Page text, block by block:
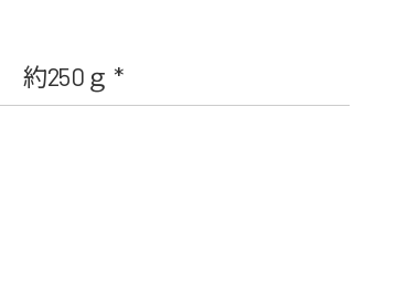
約250ｇ *